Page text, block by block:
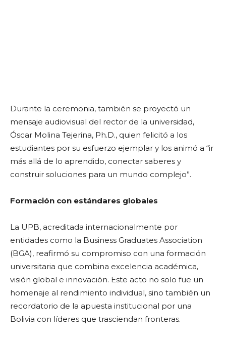
Durante la ceremonia, también se proyectó un
mensaje audiovisual del rector de la universidad,
Óscar Molina Tejerina, Ph.D., quien felicitó a los
estudiantes por su esfuerzo ejemplar y los animó a “ir
más allá de lo aprendido, conectar saberes y
construir soluciones para un mundo complejo”.
Formación con estándares globales
La UPB, acreditada internacionalmente por
entidades como la Business Graduates Association
(BGA), reafirmó su compromiso con una formación
universitaria que combina excelencia académica,
visión global e innovación. Este acto no solo fue un
homenaje al rendimiento individual, sino también un
recordatorio de la apuesta institucional por una
Bolivia con líderes que trasciendan fronteras.